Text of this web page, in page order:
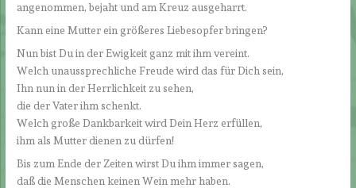
angenommen, bejaht und am Kreuz ausgeharrt.
Kann eine Mutter ein größeres Liebesopfer bringen?
Nun bist Du in der Ewigkeit ganz mit ihm vereint.
Welch unaussprechliche Freude wird das für Dich sein,
Ihn nun in der Herrlichkeit zu sehen,
die der Vater ihm schenkt.
Welch große Dankbarkeit wird Dein Herz erfüllen,
ihm als Mutter dienen zu dürfen!
Bis zum Ende der Zeiten wirst Du ihm immer sagen,
daß die Menschen keinen Wein mehr haben.